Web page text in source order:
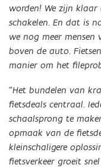
worden! We zijn
schakelen. En dat is
we nog meer mensen
boven de auto.
manier om het
“Het bundelen van
fietsdeals centraal.
schaalsprong te
opmaak van de
kleinschaligere
fietsverkeer groeit